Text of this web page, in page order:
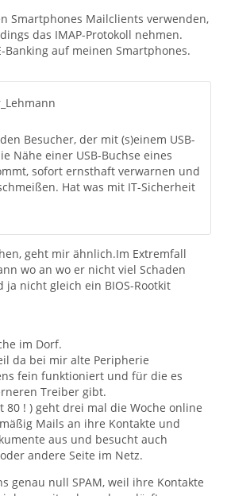
Smartphones Mailclients verwenden,
das IMAP-Protokoll nehmen.
Banking auf meinen Smartphones.
Besucher, der mit (s)einem USB-
Nähe einer USB-Buchse eines
sofort ernsthaft verwarnen und
Hat was mit IT-Sicherheit
geht mir ähnlich.Im Extremfall
wo an wo er nicht viel Schaden
nicht gleich ein BIOS-Rootkit
im Dorf.
da bei mir alte Peripherie
fein funktioniert und für die es
Treiber gibt.
80 ! ) geht drei mal die Woche online
Mails an ihre Kontakte und
aus und besucht auch
andere Seite im Netz.
genau null SPAM, weil ihre Kontakte